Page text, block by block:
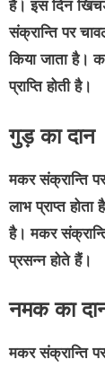
है। इस दिन
संक्रान्ति पर
किया जाता है।
प्राप्ति होती है।
गुड़ का दान
मकर संक्रान्ति
लाभ प्राप्त
है। मकर
प्रसन्न होते हैं।
नमक का
मकर संक्रान्ति